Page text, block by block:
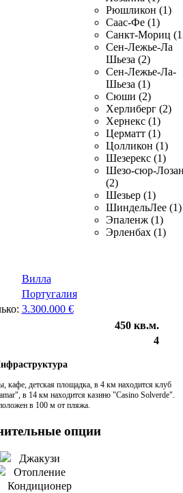
Рюшликон (1)
Саас-Фе (1)
Санкт-Мориц
Сен-Лежье-Ла
Шьеза (2)
Сен-Лежье-Ла-
Шьеза (1)
Сюши (2)
Херлиберг (2)
Хернекс (1)
Церматт (1)
Цолликон (1)
Шезерекс (1)
Шезо-сюр-
(2)
Шезьер (1)
ШиндельЛее (1)
Эпаленж (1)
Эрленбах (1)
Вилла
Португалия
3.300.000 €
450 кв.м.
4
кафе, детская площадка, в 4 км находится клуб
в 14 км находится казино "Casino Solverde".
в 100 м от пляжа.
опции
Джакузи
Отопление
Кондиционер